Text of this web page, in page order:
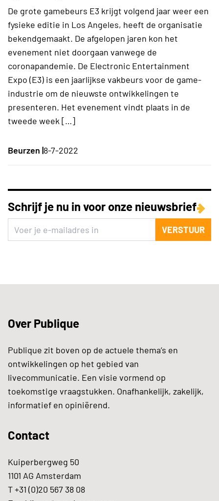
De grote gamebeurs E3 krijgt volgend jaar weer een
fysieke editie in Los Angeles, heeft de organisatie
bekendgemaakt. De afgelopen jaren kon het
evenement niet doorgaan vanwege de
coronapandemie. De Electronic Entertainment
Expo (E3) is een jaarlijkse vakbeurs voor de game-
industrie om de nieuwste ontwikkelingen te
presenteren. Het evenement vindt plaats in de
tweede week […]
Beurzen |8-7-2022
Schrijf je nu in voor onze nieuwsbrief
VERSTUUR
Over Publique
Publique zit boven op de actuele thema’s en
ontwikkelingen op het gebied van
livecommunicatie. Een visie vormend op
toekomstige vraagstukken. Onafhankelijk, zakelijk,
informatief en opiniërend.
Contact
Kuiperbergweg 50
1101 AG Amsterdam
T +31 (0)20 567 38 08